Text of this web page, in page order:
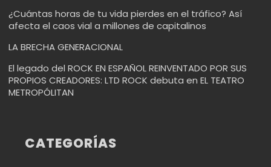
¿Cuántas horas de tu vida pierdes en el tráfico? Así
afecta el caos vial a millones de capitalinos
LA BRECHA GENERACIONAL
El legado del ROCK EN ESPAÑOL REINVENTADO POR SUS
PROPIOS CREADORES: LTD ROCK debuta en EL TEATRO
METROPÓLITAN
CATEGORÍAS